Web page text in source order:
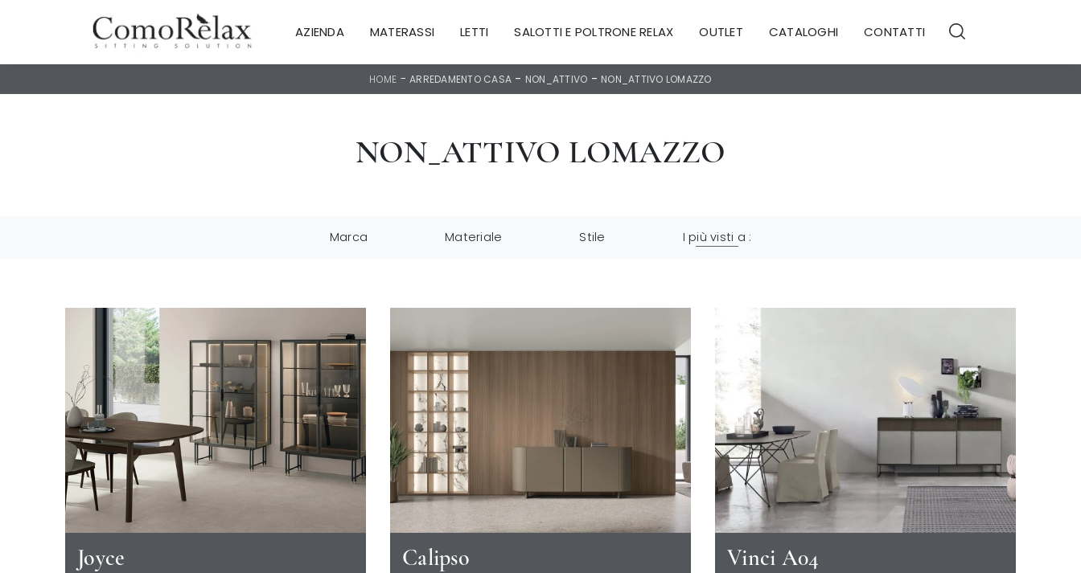
AZIENDA MATERASSI LETTI SALOTTI E POLTRONE RELAX OUTLET CATALOGHI CONTATTI
HOME -ARREDAMENTO CASA - NON_ATTIVO - NON_ATTIVO LOMAZZO
NON_ATTIVO LOMAZZO
Marca Materiale Stile I più visti a :
Joyce Calipso Vinci A04